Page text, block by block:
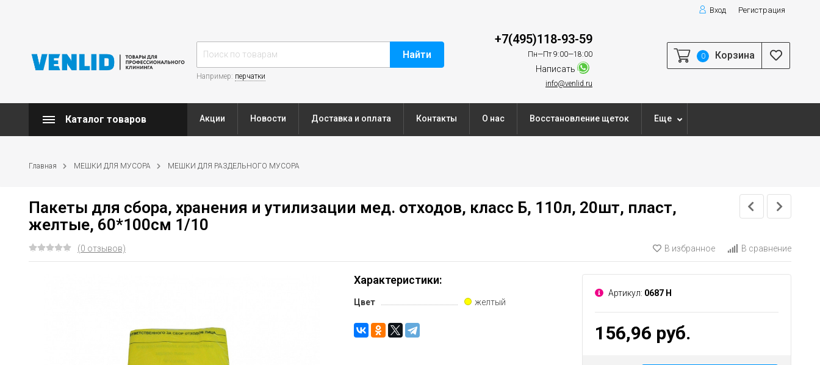
Вход Регистрация
Найти
Например: перчатки
+7(495)118-93-59
Пн—Пт 9:00—18:00
Написать
info@venlid.ru
0 Корзина
Каталог товаров Акции Новости Доставка и оплата Контакты О нас Восстановление щеток Еще
Главная МЕШКИ ДЛЯ МУСОРА МЕШКИ ДЛЯ РАЗДЕЛЬНОГО МУСОРА
Пакеты для сбора, хранения и утилизации мед. отходов, класс Б, 110л, 20шт, пласт,
желтые, 60*100см 1/10
(0 отзывов) В избранное В сравнение
Характеристики:
Цвет желтый
Артикул: 0687 Н
156,96 руб.